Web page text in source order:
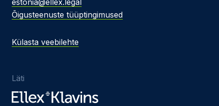
Õigusteenuste tüüptingimused
Külasta veebilehte
Läti